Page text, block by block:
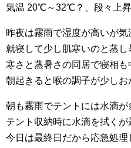
気温 20℃～32℃？、段々上昇
昨夜は霧雨で湿度が高いが
就寝して少し肌寒いのと蒸し
寒さと蒸暑さの同居で寝相も
朝起きると喉の調子が少しお
朝も霧雨でテントには水滴が
テント収納時に水滴を拭くが
今日は最終日だから応急処